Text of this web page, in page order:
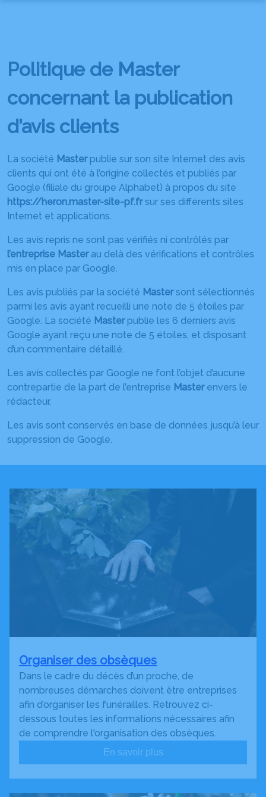
PRÉVOIR SES OBSÈQUES
SERVICES AUX FAMILLES
ARTICLES FUNÉRAIRES
MARBRERIE FUNÉRAIRE
AVIS DE DÉCÈS
Politique de Master
concernant la publication
d’avis clients
La société Masterpublie sur son site Internet des avis
clients qui ont été à l’origine collectés et publiés par
Google (filiale du groupe Alphabet) à propos du site
https://heron.master-site-pf.frsur ses différents sites
Internet et applications.
Les avis repris ne sont pas vérifiés ni contrôlés par
l’entreprise Masterau delà des vérifications et contrôles
mis en place par Google.
Les avis publiés par la société Mastersont sélectionnés
parmi les avis ayant recueilli une note de 5 étoiles par
Google. La société Masterpublie les 6 derniers avis
Google ayant reçu une note de 5 étoiles, et disposant
d’un commentaire détaillé.
Les avis collectés par Google ne font l’objet d’aucune
contrepartie de la part de l’entreprise Masterenvers le
rédacteur.
Les avis sont conservés en base de données jusqu’à leur
suppression de Google.
Organiser des obsèques
Dans le cadre du décès d’un proche, de
nombreuses démarches doivent être entreprises
afin d’organiser les funérailles. Retrouvez ci-
dessous toutes les informations nécessaires afin
de comprendre l'organisation des obsèques.
En savoir plus